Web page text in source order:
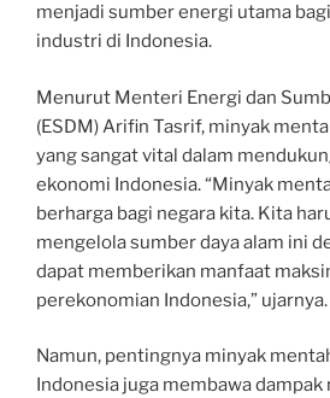
menjadi sumber energi utama
industri di Indonesia.
Menurut Menteri Energi dan
(ESDM) Arifin Tasrif, minyak
yang sangat vital dalam
ekonomi Indonesia. “Minyak
berharga bagi negara kita. Kita
mengelola sumber daya alam ini
dapat memberikan manfaat
perekonomian Indonesia,” ujarnya.
Namun, pentingnya minyak
Indonesia juga membawa